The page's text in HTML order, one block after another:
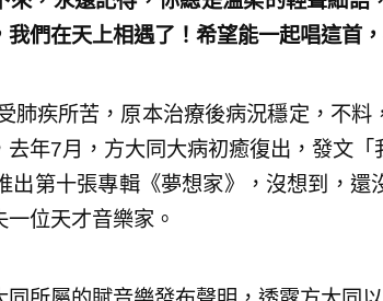
們在天上相遇了！希望能一起唱這首，
肺疾所苦，原本治療後病況穩定，不料
去年7月，方大同大病初癒復出，發文
出第十張專輯《夢想家》，沒想到，還
位天才音樂家。